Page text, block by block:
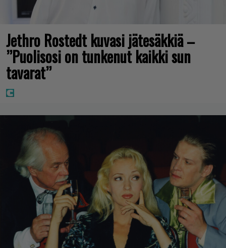
Jethro Rostedt kuvasi jätesäkkiä –
”Puolisosi on tunkenut kaikki sun
tavarat”